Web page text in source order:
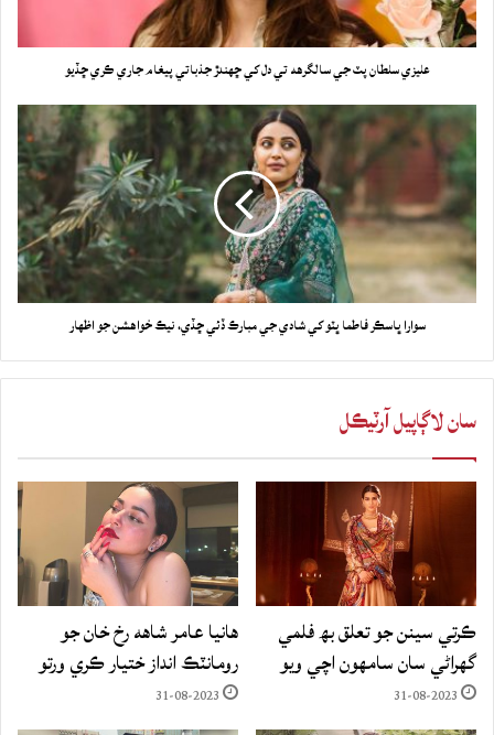
عليزي سلطان پٽ جي سالگرهه تي دل کي ڇهندڙ جذباتي پيغام جاري ڪري ڇڏيو
سوارا ڀاسڪر فاطما ڀٽو کي شادي جي مبارڪ ڏئي ڇڏي، نيڪ خواهشن جو اظهار
سان لاڳاپيل آرٽيڪل
ڪرتي سينن جو تعلق بھ فلمي
گهراڻي سان سامهون اچي ويو
31-08-2023
هانيا عامر شاهه رخ خان جو
رومانٽڪ انداز ختيار ڪري ورتو
31-08-2023